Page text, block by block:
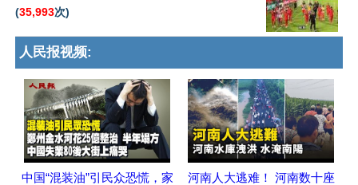
(35,993次)
人民报视频:
中国“混装油”引民众恐慌，家
河南人大逃难！ 河南数十座